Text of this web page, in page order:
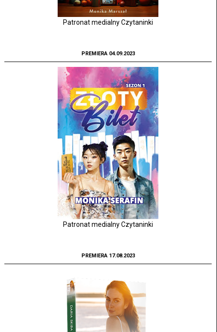
Patronat medialny Czytaninki
PREMIERA 04.09.2023
Patronat medialny Czytaninki
PREMIERA 17.08.2023